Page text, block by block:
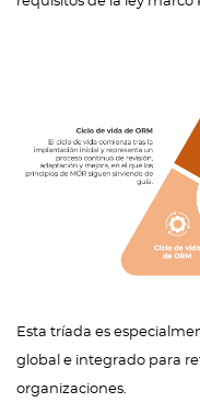
Esta tríada es
global e integrado para
organizaciones.